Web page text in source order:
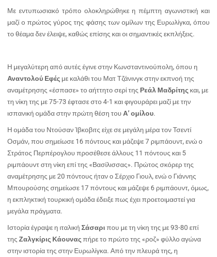
Με εντυπωσιακό τρόπο ολοκληρώθηκε η πέμπτη αγωνιστική και
μαζί ο πρώτος γύρος της φάσης των ομίλων της Ευρωλίγκα, όπου
το θέαμα δεν έλειψε, καθώς επίσης και οι σημαντικές εκπλήξεις.
Η μεγαλύτερη από αυτές έγινε στην Κωνσταντινούπολη, όπου η
Αναντολού Εφές με καλάθι του Ματ Τζάνινγκ στην εκπνοή της
αναμέτρησης «έσπασε» το αήττητο σερί της Ρεάλ Μαδρίτης και, με
τη νίκη της με 75-73 έφτασε στο 4-1 και φιγουράρει μαζί με την
ισπανική ομάδα στην πρώτη θέση του Α’ ομίλου.
Η ομάδα του Ντούσαν Ίβκοβιτς είχε σε μεγάλη μέρα τον Τσεντί
Οσμάν, που σημείωσε 16 πόντους και μάζεψε 7 ριμπάουντ, ενώ ο
Στράτος Περπέρογλου προσέθεσε άλλους 11 πόντους και 5
ριμπάουντ στη νίκη επί της «Βασίλισσας». Πρώτος σκόρερ της
αναμέτρησης με 20 πόντους ήταν ο Σέρχιο Γιουλ, ενώ ο Γιάννης
Μπουρούσης σημείωσε 17 πόντους και μάζεψε 6 ριμπάουντ, όμως,
η εκπληκτική τουρκική ομάδα έδειξε πως έχει προετοιμαστεί για
μεγάλα πράγματα.
Ιστορία έγραψε η ιταλική Σάσαρι που με τη νίκη της με 93-80 επί
της Ζαλγκίρις Κάουναςπήρε το πρώτο της «ροζ» φύλλο αγώνα
στην ιστορία της στην Ευρωλίγκα. Από την πλευρά της, η